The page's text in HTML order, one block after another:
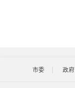
市委 政府